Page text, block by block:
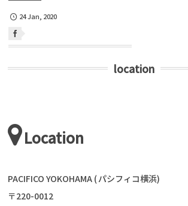
24Jan 2020
location
Location
PACIFICO YOKOHAMA ( パシフィコ横浜)
〒220-0012